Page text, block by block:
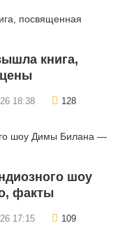
книга,
18:38 128
шоу
факты
17:15 109